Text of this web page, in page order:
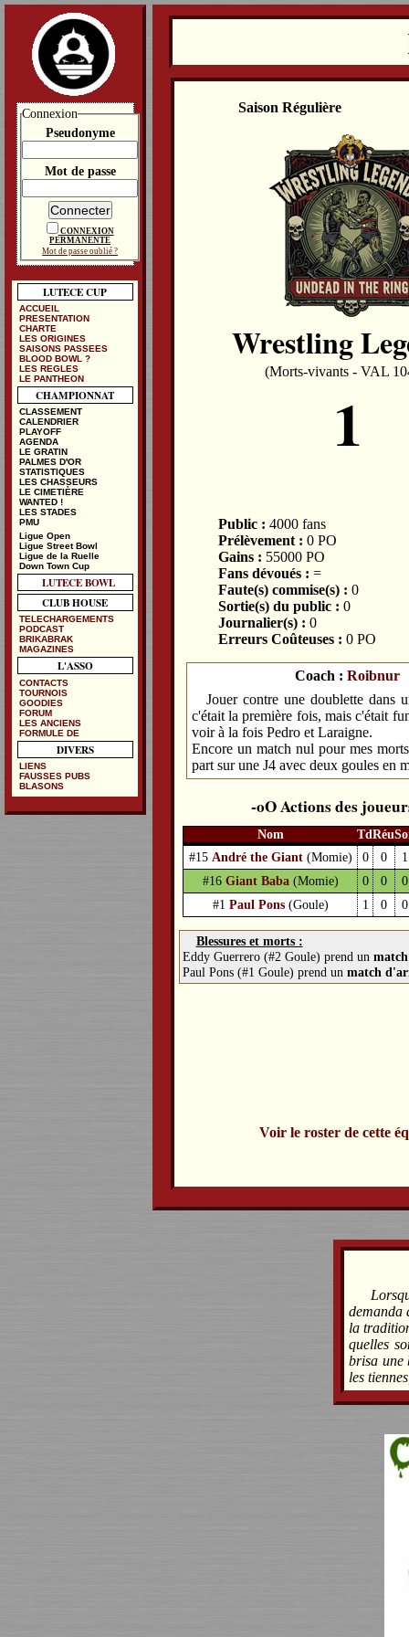
Saison Régulière
Wrestling
(Morts-vivants - VAL
1
Public : 4000 fans
Prélèvement : 0 PO
Gains : 55000 PO
Fans dévoués : =
Faute(s) commise(s) : 0
Sortie(s) du public : 0
Journalier(s) : 0
Erreurs Coûteuses : 0 PO
Coach : Roibnur
Jouer contre une doublette dans
c'était la première fois, mais c'était
voir à la fois Pedro et Laraigne.
Encore un match nul pour mes
part sur une J4 avec deux goules en
Actions des
Nom TdRéu
#15 André the Giant (Momie) 0 0
1
#16 Giant Baba (Momie) 0 0
0
#1 Paul Pons (Goule) 1 0 0
Blessures et morts :
Eddy Guerrero (#2 Goule) prend un
Paul Pons (#1 Goule) prend unmatch
Voir le roster de cette
demanda
la
quelles
brisa une
les
Connexion
Pseudonyme
Mot de passe
CONNEXION
PERMANENTE
Mot de passe oublié ?
LUTECE CUP
ACCUEIL
PRESENTATION
CHARTE
LES ORIGINES
SAISONS PASSEES
BLOOD BOWL ?
LES REGLES
LE PANTHEON
CHAMPIONNAT
CLASSEMENT
CALENDRIER
PLAYOFF
AGENDA
LE GRATIN
PALMES D'OR
STATISTIQUES
LES CHASSEURS
LE CIMETIÈRE
WANTED !
LES STADES
PMU
Ligue Open
Ligue Street Bowl
Ligue de la Ruelle
Down Town Cup
LUTECE BOWL
CLUB HOUSE
TELECHARGEMENTS
PODCAST
BRIKABRAK
MAGAZINES
L'ASSO
CONTACTS
TOURNOIS
GOODIES
FORUM
LES ANCIENS
FORMULE DE
DIVERS
LIENS
FAUSSES PUBS
BLASONS